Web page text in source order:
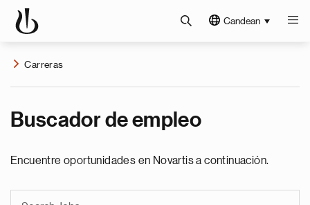
Candean
Carreras
Buscador de empleo
Encuentre oportunidades en Novartis a continuación.